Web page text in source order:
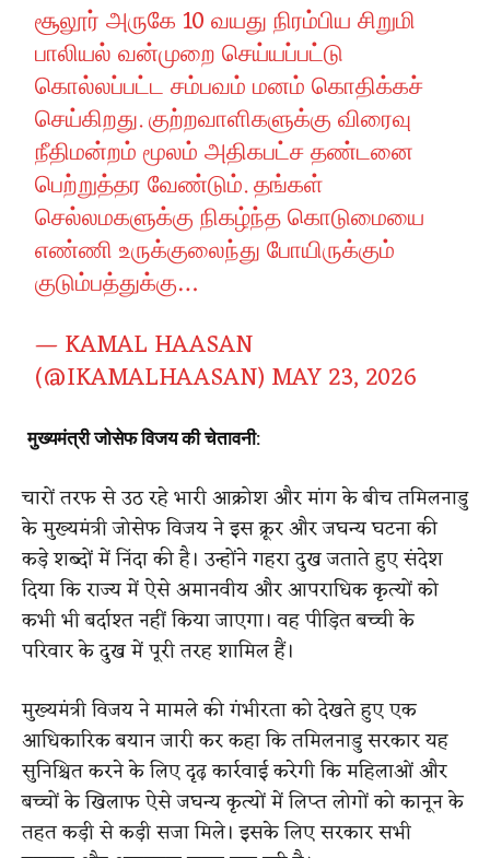
சூலூர் அருகே 10 வயது நிரம்பிய சிறுமி
பாலியல் வன்முறை செய்யப்பட்டு
கொல்லப்பட்ட சம்பவம் மனம் கொதிக்கச்
செய்கிறது. குற்றவாளிகளுக்கு விரைவு
நீதிமன்றம் மூலம் அதிகபட்ச தண்டனை
பெற்றுத்தர வேண்டும். தங்கள்
செல்லமகளுக்கு நிகழ்ந்த கொடுமையை
எண்ணி உருக்குலைந்து போயிருக்கும்
குடும்பத்துக்கு…
— KAMAL HAASAN
(@IKAMALHAASAN) MAY 23, 2026
मुख्यमंत्री जोसेफ विजय की चेतावनी:
चारों तरफ से उठ रहे भारी आक्रोश और मांग के बीच तमिलनाडु
के मुख्यमंत्री जोसेफ विजय ने इस क्रूर और जघन्य घटना की
कड़े शब्दों में निंदा की है। उन्होंने गहरा दुख जताते हुए संदेश
दिया कि राज्य में ऐसे अमानवीय और आपराधिक कृत्यों को
कभी भी बर्दाश्त नहीं किया जाएगा। वह पीड़ित बच्ची के
परिवार के दुख में पूरी तरह शामिल हैं।
मुख्यमंत्री विजय ने मामले की गंभीरता को देखते हुए एक
आधिकारिक बयान जारी कर कहा कि तमिलनाडु सरकार यह
सुनिश्चित करने के लिए दृढ़ कार्रवाई करेगी कि महिलाओं और
बच्चों के खिलाफ ऐसे जघन्य कृत्यों में लिप्त लोगों को कानून के
तहत कड़ी से कड़ी सजा मिले। इसके लिए सरकार सभी